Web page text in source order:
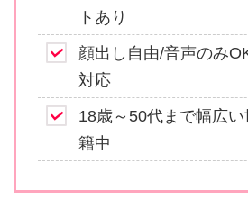
トあり
顔出し自由/音声のみ
対応
18歳～50代まで幅広
籍中